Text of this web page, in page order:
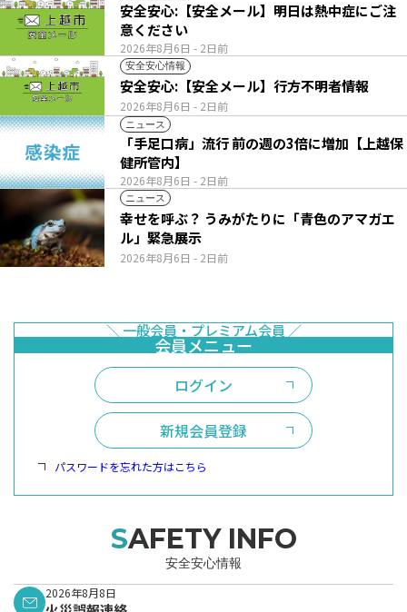
2026年8月6日 - 2日前
安全安心:【安全メール】明日は熱中症にご注
意ください
安全安心情報
2026年8月6日 - 2日前
安全安心:【安全メール】行方不明者情報
ニュース
2026年8月6日 - 2日前
「手足口病」流行 前の週の3倍に増加【上越保
健所管内】
ニュース
2026年8月6日 - 2日前
幸せを呼ぶ？ うみがたりに「青色のアマガエ
ル」緊急展示
ログイン
新規会員登録
パスワードを忘れた方はこちら
SAFETY INFO
安全安心情報
2026年8月8日